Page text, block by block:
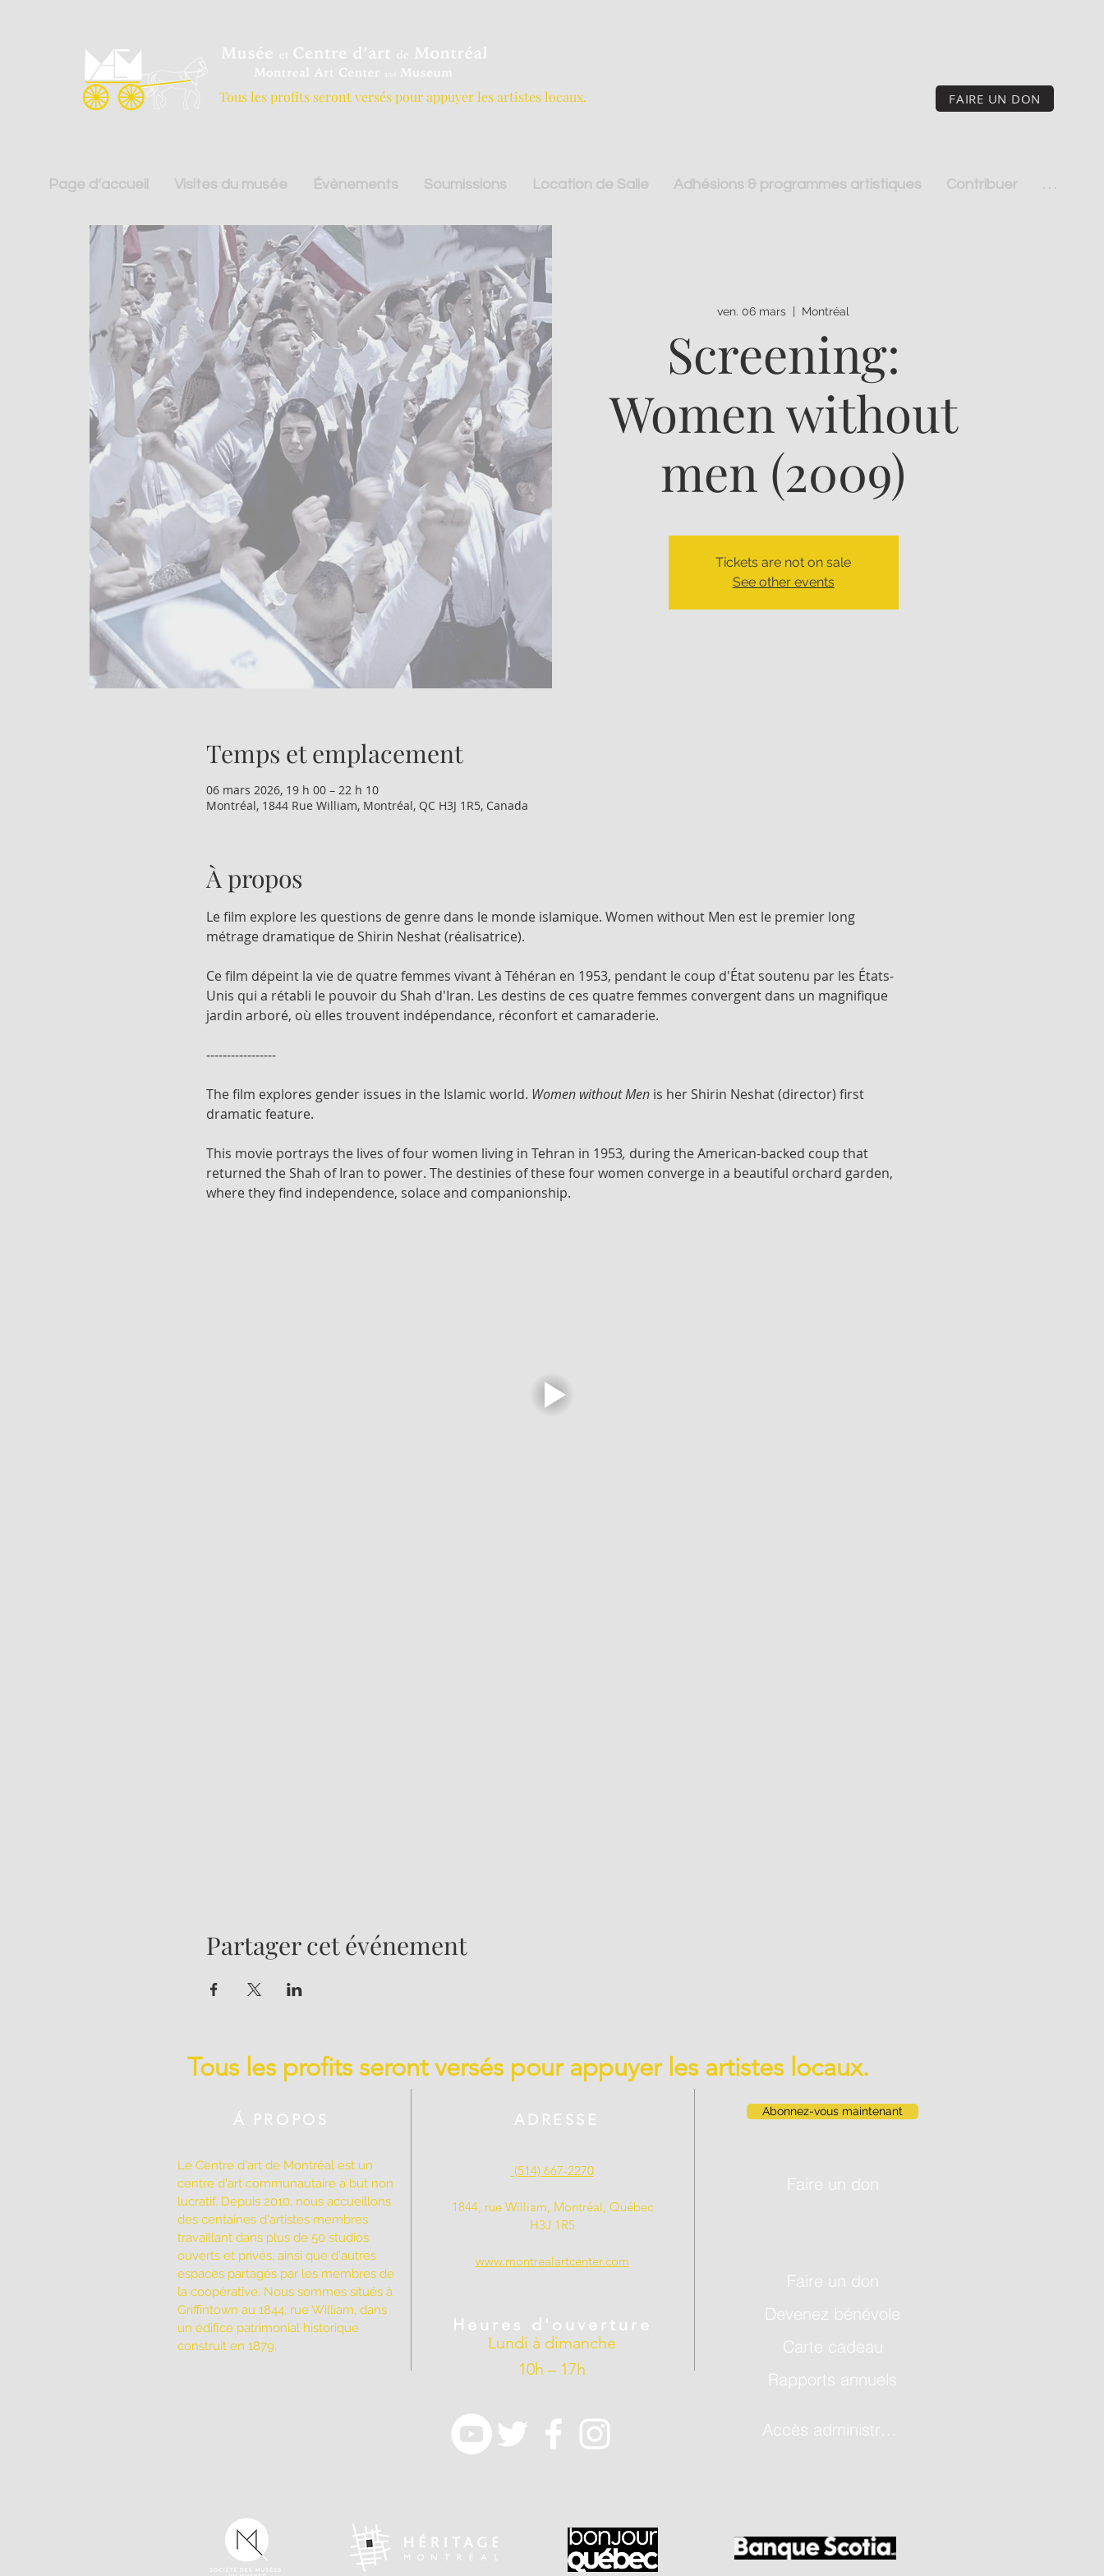
Tous les profits seront versés pour appuyer les artistes locaux. FAIRE UN DON
Page d’accueil Visites du musée Évènements Soumissions Location de Salle Adhésions & programmes artistiques Contribuer . . .
ven. 06 mars Montréal
Screening:
Women without
men (2009)
Tickets are not on sale
See other events
Temps et emplacement
06 mars 2026, 19 h 00 – 22 h 10
Montréal, 1844 Rue William, Montréal, QC H3J 1R5, Canada
À propos
Le film explore les questions de genre dans le monde islamique. Women without Men est le premier long
métrage dramatique de Shirin Neshat (réalisatrice).
Ce film dépeint la vie de quatre femmes vivant à Téhéran en 1953, pendant le coup d'État soutenu par les États-
Unis qui a rétabli le pouvoir du Shah d'Iran. Les destins de ces quatre femmes convergent dans un magnifique
jardin arboré, où elles trouvent indépendance, réconfort et camaraderie.
-----------------
The film explores gender issues in the Islamic world. Women without Men is her Shirin Neshat (director) first
dramatic feature.
This movie portrays the lives of four women living in Tehran in 1953, during the American-backed coup that
returned the Shah of Iran to power. The destinies of these four women converge in a beautiful orchard garden,
where they find independence, solace and companionship.
Partager cet événement
Á PROPOS
Le Centre d'art de Montréal est un
centre d'art communautaire à but non
lucratif. Depuis 2010, nous accueillons
des centaines d'artistes membres
travaillant dans plus de 50 studios
ouverts et privés, ainsi que d'autres
espaces partagés par les membres de
la coopérative. Nous sommes situés à
Griffintown au 1844, rue William, dans
un édifice patrimonial historique
construit en 1879.
ADRESSE
(514) 667-2270
1844, rue William, Montréal, Québec
H3J 1R5
www.montrealartcenter.com
Abonnez-vous maintenant
Tous les profits seront versés pour appuyer les artistes locaux.
Devenez bénévole
Faire un don
Carte cadeau
Heures d'ouverture
Lundi à dimanche
10h – 17h
Rapports annuels
Accès administrateur
Faire un don